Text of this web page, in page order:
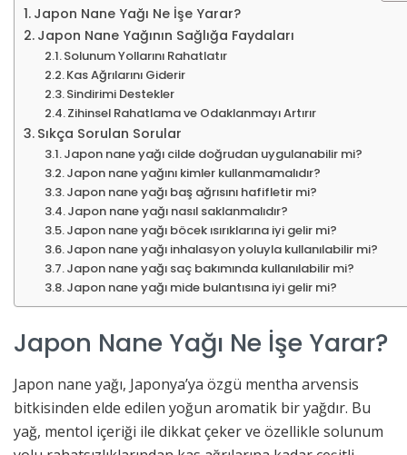
Japon Nane Yağı Ne İşe Yarar?
Japon Nane Yağının Sağlığa Faydaları
Solunum Yollarını Rahatlatır
Kas Ağrılarını Giderir
Sindirimi Destekler
Zihinsel Rahatlama ve Odaklanmayı Artırır
Sıkça Sorulan Sorular
Japon nane yağı cilde doğrudan uygulanabilir mi?
Japon nane yağını kimler kullanmamalıdır?
Japon nane yağı baş ağrısını hafifletir mi?
Japon nane yağı nasıl saklanmalıdır?
Japon nane yağı böcek ısırıklarına iyi gelir mi?
Japon nane yağı inhalasyon yoluyla kullanılabilir mi?
Japon nane yağı saç bakımında kullanılabilir mi?
Japon nane yağı mide bulantısına iyi gelir mi?
Japon Nane Yağı Ne İşe Yarar?
Japon nane yağı, Japonya’ya özgü mentha arvensis
bitkisinden elde edilen yoğun aromatik bir yağdır. Bu
yağ, mentol içeriği ile dikkat çeker ve özellikle solunum